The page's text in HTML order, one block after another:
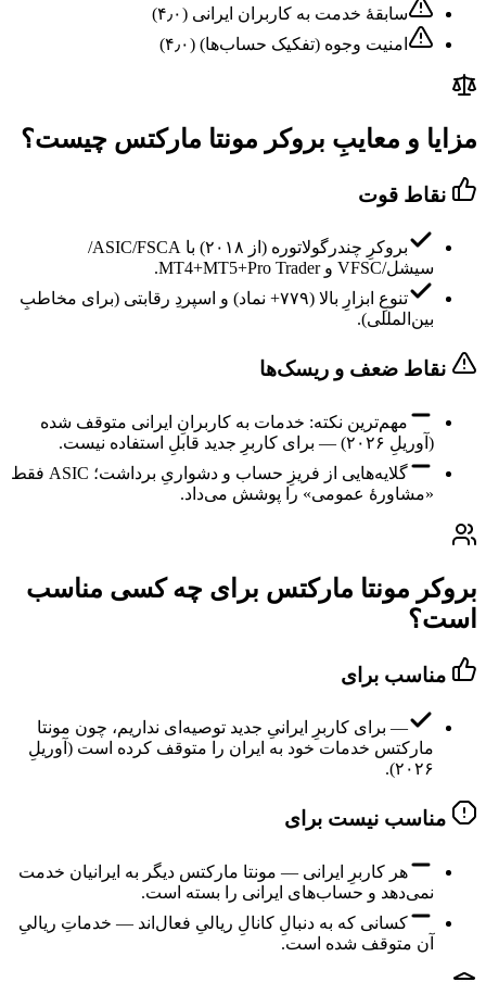
سابقهٔ خدمت به کاربران ایرانی (۴٫۰)
امنیت وجوه (تفکیک حساب‌ها) (۴٫۰)
مزایا و معایبِ بروکر مونتا مارکتس چیست؟
نقاط قوت
بروکرِ چندرگولاتوره (از ۲۰۱۸) با ASIC/FSCA/
سیشل/VFSC و MT4+MT5+Pro Trader.
تنوعِ ابزارِ بالا (۷۷۹+ نماد) و اسپردِ رقابتی (برای مخاطبِ
بین‌المللی).
نقاط ضعف و ریسک‌ها
مهم‌ترین نکته: خدمات به کاربرانِ ایرانی متوقف شده
(آوریلِ ۲۰۲۶) — برای کاربرِ جدید قابلِ استفاده نیست.
گلایه‌هایی از فریزِ حساب و دشواریِ برداشت؛ ASIC فقط
«مشاورهٔ عمومی» را پوشش می‌داد.
بروکر مونتا مارکتس برای چه کسی مناسب
است؟
مناسب برای
— برای کاربرِ ایرانیِ جدید توصیه‌ای نداریم، چون مونتا
مارکتس خدمات خود به ایران را متوقف کرده است (آوریلِ
۲۰۲۶).
مناسب نیست برای
هر کاربرِ ایرانی — مونتا مارکتس دیگر به ایرانیان خدمت
نمی‌دهد و حساب‌های ایرانی را بسته است.
کسانی که به دنبالِ کانالِ ریالیِ فعال‌اند — خدماتِ ریالیِ
آن متوقف شده است.